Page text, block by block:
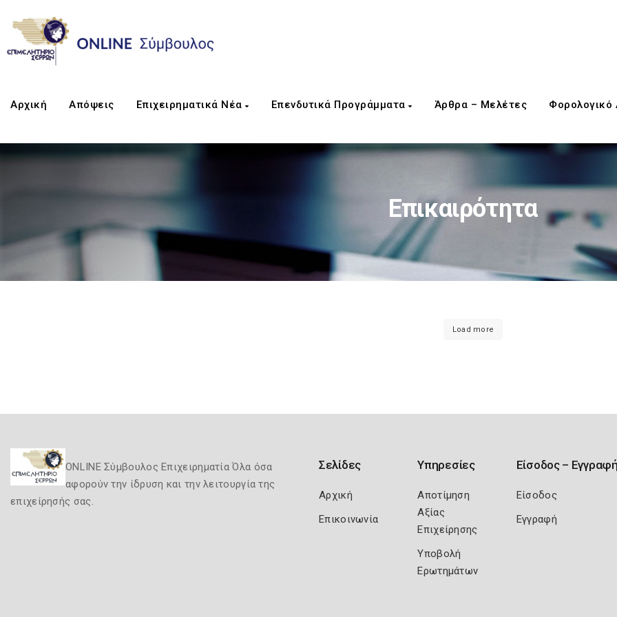
Αρχική Απόψεις Επιχειρηματικά Νέα Επενδυτικά Προγράμματα Άρθρα – Μελέτες Φορολογικό
Επικαιρότητα
Load more
ONLINE Σύμβουλος Επιχειρηματία Όλα όσα
αφορούν την ίδρυση και την λειτουργία της
επιχείρησής σας.
Σελίδες
Αρχική
Επικοινωνία
Υπηρεσίες
Αποτίμηση
Αξίας
Επιχείρησης
Υποβολή
Ερωτημάτων
Είσοδος –
Είσοδος
Εγγραφή